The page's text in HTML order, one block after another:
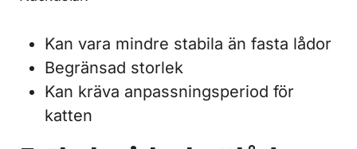
Kan vara mindre stabila än fasta lådor
Begränsad storlek
Kan kräva anpassningsperiod för
katten